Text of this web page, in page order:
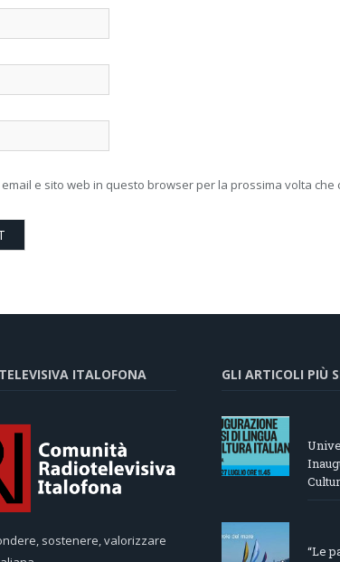
email e sito web in questo browser per la prossima volta che
ITALOFONA
sostenere, valorizzare
GLI ARTICOLI PIÙ
“Le